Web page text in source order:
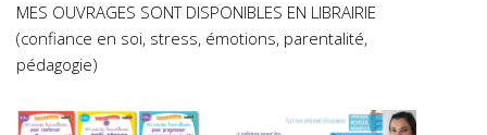
MES OUVRAGES SONT DISPONIBLES EN LIBRAIRIE
(confiance en soi, stress, émotions, parentalité,
pédagogie)